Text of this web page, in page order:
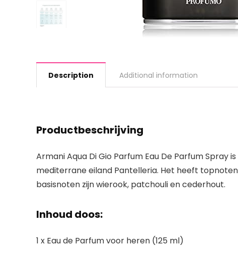
Description Additional information
Productbeschrijving
Armani Aqua Di Gio Parfum Eau De Parfum
mediterrane eiland Pantelleria. Het heeft
basisnoten zijn wierook, patchouli en cederhout.
Inhoud doos:
1 x Eau de Parfum voor heren (125 ml)